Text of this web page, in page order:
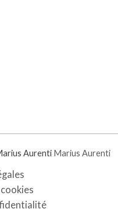
Aurenti Marius Aurenti